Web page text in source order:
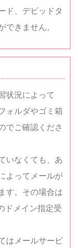
ド、デビッドタ
できません。
状況によって
ォルダやゴミ箱
でご確認くださ
いなくても、あ
よってメールが
す。その場合は
ドメイン指定受
はメールサービ